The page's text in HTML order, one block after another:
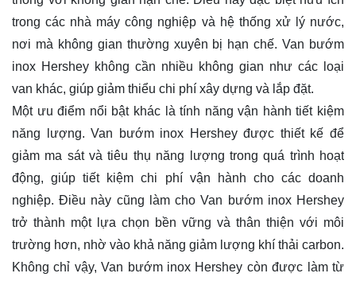
trong các nhà máy công nghiệp và hệ thống xử lý nước,
nơi mà không gian thường xuyên bị hạn chế. Van bướm
inox Hershey không cần nhiều không gian như các loại
van khác, giúp giảm thiểu chi phí xây dựng và lắp đặt.
Một ưu điểm nổi bật khác là tính năng vận hành tiết kiệm
năng lượng. Van bướm inox Hershey được thiết kế để
giảm ma sát và tiêu thụ năng lượng trong quá trình hoạt
động, giúp tiết kiệm chi phí vận hành cho các doanh
nghiệp. Điều này cũng làm cho Van bướm inox Hershey
trở thành một lựa chọn bền vững và thân thiện với môi
trường hơn, nhờ vào khả năng giảm lượng khí thải carbon.
Không chỉ vậy, Van bướm inox Hershey còn được làm từ